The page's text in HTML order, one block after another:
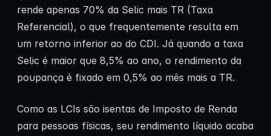
rende apenas 70% da Selic mais TR (Taxa
Referencial), o que frequentemente resulta em
um retorno inferior ao do CDI. Já quando a taxa
Selic é maior que 8,5% ao ano, o rendimento da
poupança é fixado em 0,5% ao mês mais a TR.
Como as LCIs são isentas de Imposto de Renda
para pessoas físicas, seu rendimento líquido acaba